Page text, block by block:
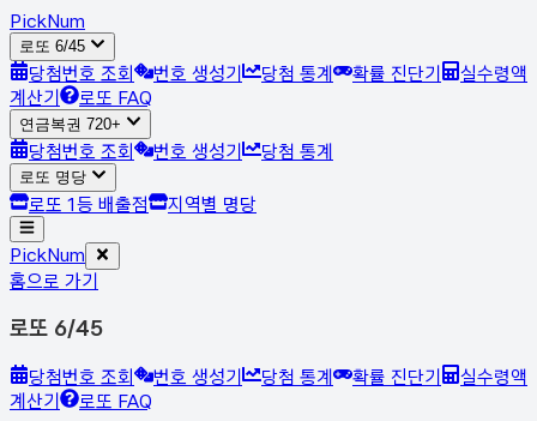
PickNum
로또 6/45
당첨번호 조회 번호 생성기 당첨 통계 확률 진단기
실수령액
계산기
로또 FAQ
연금복권 720+
당첨번호 조회 번호 생성기 당첨 통계
로또 명당
로또 1등 배출점 지역별 명당
PickNum
홈으로 가기
로또 6/45
당첨번호 조회 번호 생성기 당첨 통계 확률 진단기
실수령액
계산기
로또 FAQ